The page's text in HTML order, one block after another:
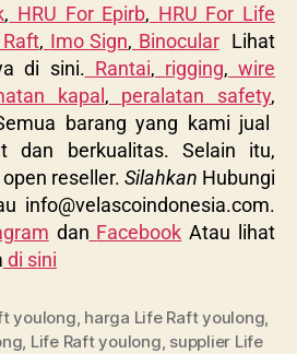
, HRU For Epirb, HRU For Life
, Imo Sign, BinocularLihat
di sini. Rantai, rigging, wire
kapal , peralatan safety,
barang yang kami jual
dan berkualitas. Selain itu,
reseller. Silahkan Hubungi
info@velascoindonesia.com.
dan Facebook Atau lihat
di sini
youlong, harga Life Raft youlong,
, Life Raft youlong, supplier Life